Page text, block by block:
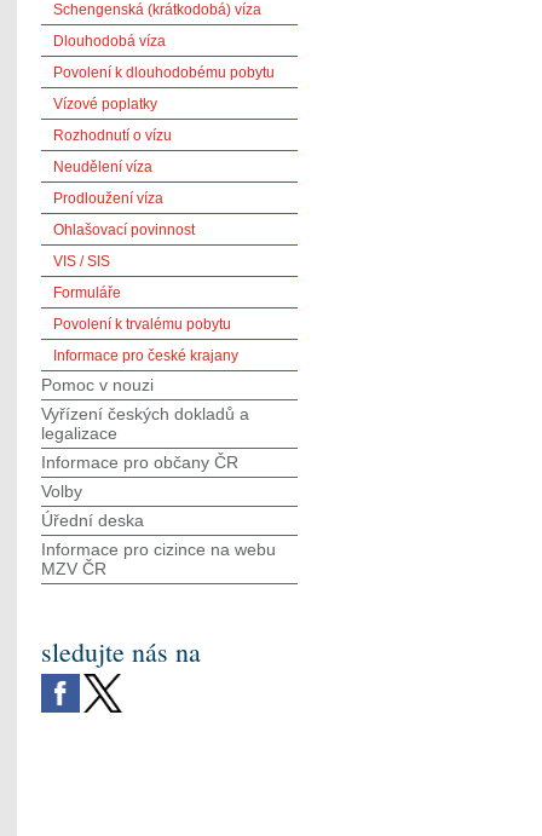
Schengenská (krátkodobá) víza
Dlouhodobá víza
Povolení k dlouhodobému pobytu
Vízové poplatky
Rozhodnutí o vízu
Neudělení víza
Prodloužení víza
Ohlašovací povinnost
VIS / SIS
Formuláře
Povolení k trvalému pobytu
Informace pro české krajany
Pomoc v nouzi
Vyřízení českých dokladů a
legalizace
Informace pro občany ČR
Volby
Úřední deska
Informace pro cizince na webu
MZV ČR
sledujte nás na